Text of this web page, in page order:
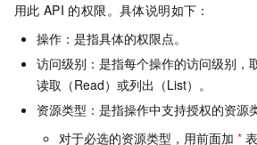
用此 API 的权限。具体说明如下：
操作：是指具体的权限点。
访问级别：是指每个操作的访问级别，
读取（Read）或列出（List）。
资源类型：是指操作中支持授权的资源
对于必选的资源类型，用前面加 *